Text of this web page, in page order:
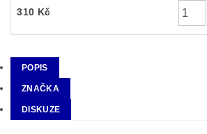
310 Kč
POPIS
ZNAČKA
DISKUZE